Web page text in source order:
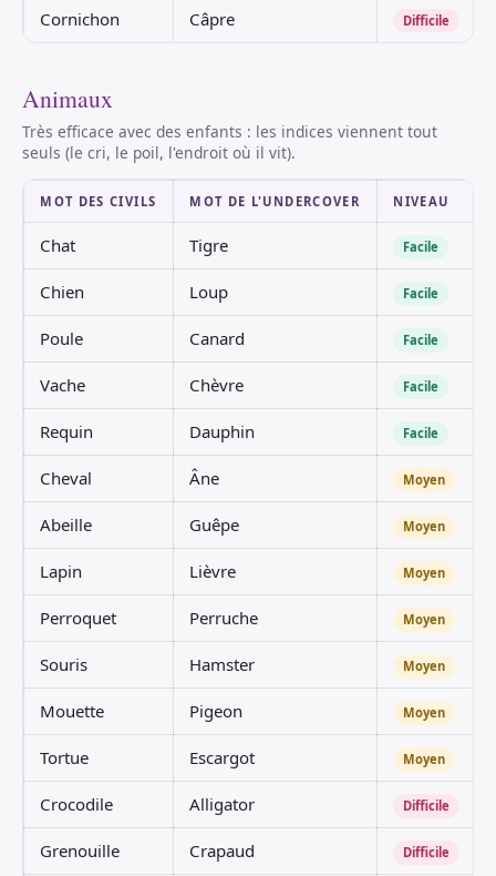
Cornichon Câpre Difficile
Animaux
Très efficace avec des enfants : les indices viennent tout
seuls (le cri, le poil, l'endroit où il vit).
MOT DES CIVILS MOT DE L'UNDERCOVER NIVEAU
Chat Tigre Facile
Chien Loup Facile
Poule Canard Facile
Vache Chèvre Facile
Requin Dauphin Facile
Cheval Âne Moyen
Abeille Guêpe Moyen
Lapin Lièvre Moyen
Perroquet Perruche Moyen
Souris Hamster Moyen
Mouette Pigeon Moyen
Tortue Escargot Moyen
Crocodile Alligator Difficile
Grenouille Crapaud Difficile